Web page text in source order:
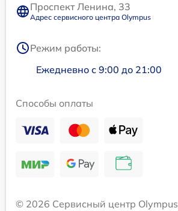
Проспект Ленина, 33
Адрес сервисного центра Olympus
Режим работы:
Ежедневно с 9:00 до 21:00
Способы оплаты
© 2026 Сервисный центр Olympus